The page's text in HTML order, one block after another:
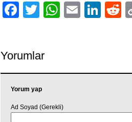
Facebook
TwitterEmail
Yorumlar
Yorum yap
Ad Soyad (Gerekli)